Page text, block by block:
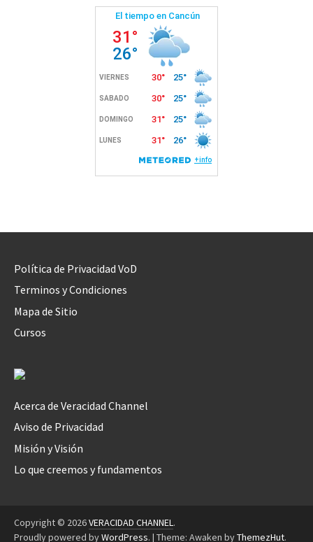
Política de Privacidad VoD
Terminos y Condiciones
Mapa de Sitio
Cursos
Acerca de Veracidad Channel
Aviso de Privacidad
Misión y Visión
Lo que creemos y fundamentos
Copyright © 2026VERACIDAD CHANNEL.
Proudly powered byWordPress. | Theme: Awaken byThemezHut.